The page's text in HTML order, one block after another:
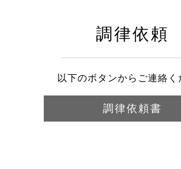
調律依頼
以下のボタンからご連絡く
調律依頼書